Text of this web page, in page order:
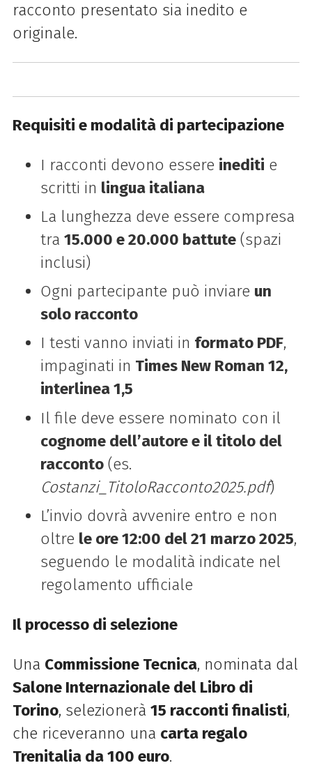
racconto presentato sia inedito e
originale.
Requisiti e modalità di partecipazione
I racconti devono essere inediti e
scritti in lingua italiana
La lunghezza deve essere compresa
tra 15.000 e 20.000 battute(spazi
inclusi)
Ogni partecipante può inviare un
solo racconto
I testi vanno inviati in formato PDF,
impaginati in Times New Roman 12,
interlinea 1,5
Il file deve essere nominato con il
cognome dell’autore e il titolo del
racconto(es.
Costanzi_TitoloRacconto2025.pdf)
L’invio dovrà avvenire entro e non
oltre le ore 12:00 del 21 marzo 2025,
seguendo le modalità indicate nel
regolamento ufficiale
Il processo di selezione
Una Commissione Tecnica, nominata dal
Salone Internazionale del Libro di
Torino, selezionerà 15 racconti finalisti,
che riceveranno una carta regalo
Trenitalia da 100 euro.